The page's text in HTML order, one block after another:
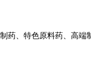
药、特色原料药、高